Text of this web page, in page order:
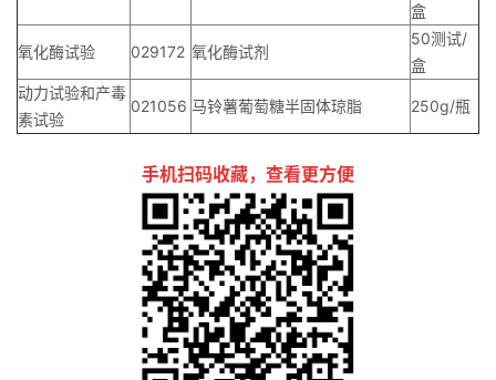
盒
氧化酶试验 029172 氧化酶试剂
50测试/
盒
动力试验和产毒
素试验
021056 马铃薯葡萄糖半固体琼脂 250g/瓶
手机扫码收藏，查看更方便